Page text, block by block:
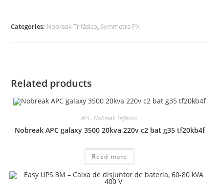
Categories: Nobreak Trifásico, Symmetra PX
Related products
APC, Nobreak Trifásico
Nobreak APC galaxy 3500 20kva 220v c2 bat g35 tf20kb4f
Read more